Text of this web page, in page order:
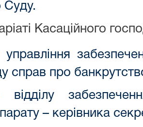
Суду.
Касаційного
управління
справ про
відділу
– керівника